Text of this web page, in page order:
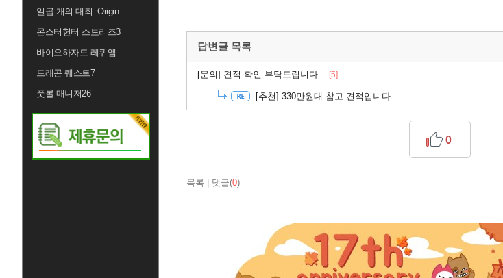
일곱 개의 대죄: Origin
몬스터헌터 스토리즈3
바이오하자드 레퀴엠
드래곤 퀘스트7
풋볼 매니저26
답변글 목록
[문의] 견적 확인 부탁드립니다. [5]
[추천] 330만원대 참고 견적입니다.
목록 댓글(0)
0